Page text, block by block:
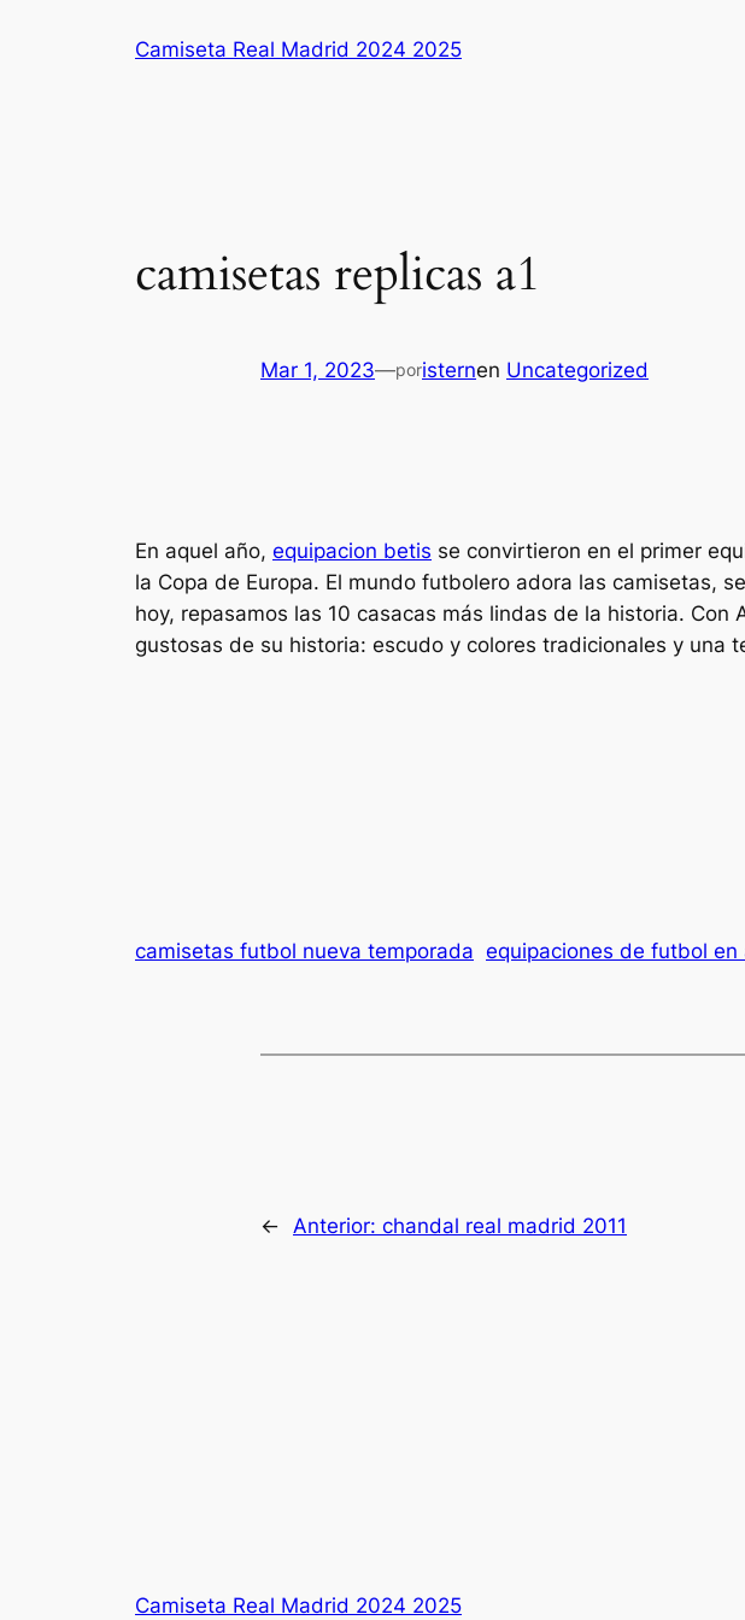
Camiseta Real Madrid 2024 2025
camisetas replicas a1
Mar 1, 2023—poristernen Uncategorized
En aquel año, equipacion betis se convirtieron en el primer
la Copa de Europa. El mundo futbolero adora las camisetas,
hoy, repasamos las 10 casacas más lindas de la historia.
gustosas de su historia: escudo y colores tradicionales y una
camisetas futbol nueva temporada equipaciones de futbol en
← Anterior: chandal real madrid 2011
Camiseta Real Madrid 2024 2025